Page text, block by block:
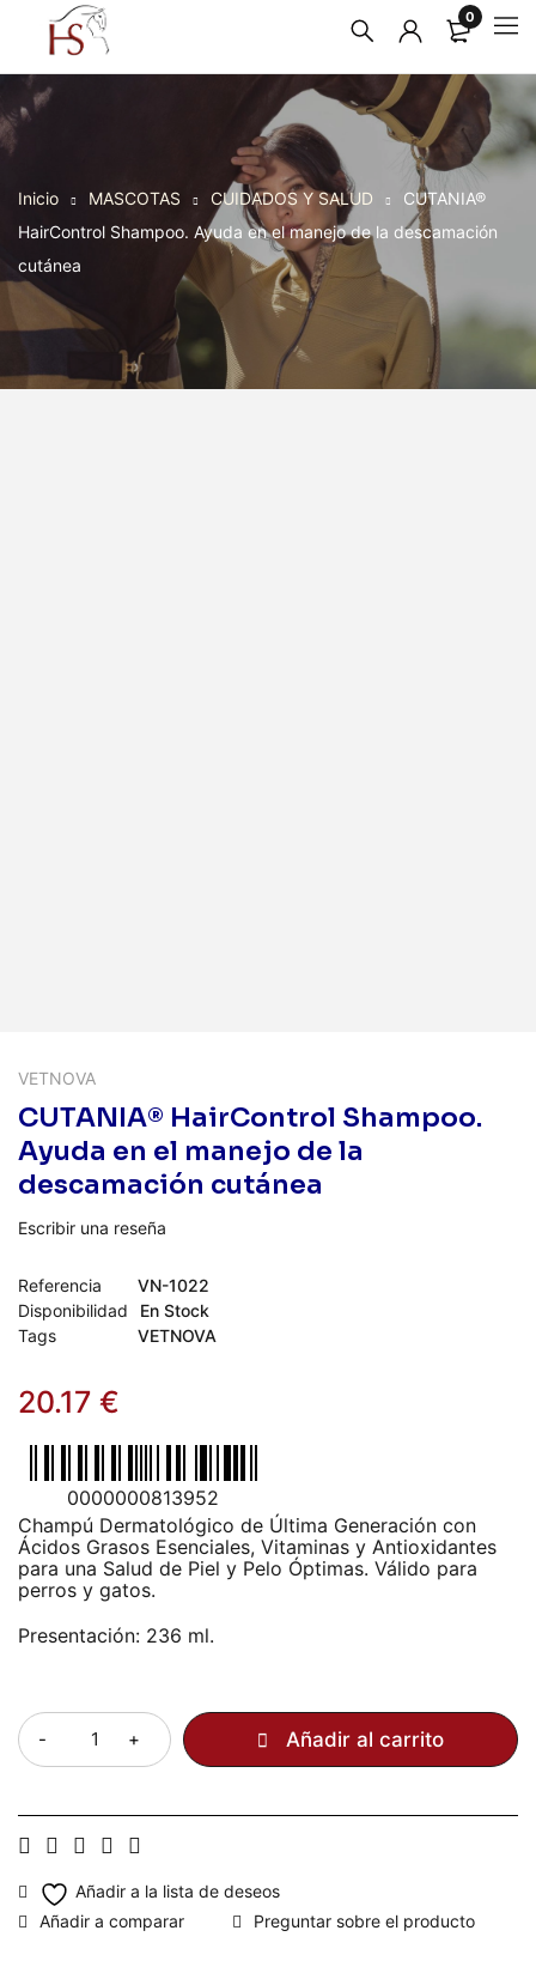
0
Inicio MASCOTAS CUIDADOS Y SALUD
CUTANIA®
HairControl Shampoo. Ayuda en el manejo de la descamación
cutánea
VETNOVA
CUTANIA® HairControl Shampoo.
Ayuda en el manejo de la
descamación cutánea
Escribir una reseña
Referencia
VN-1022
Disponibilidad
En Stock
Tags
VETNOVA
20.17 €
0000000813952
Champú Dermatológico de Última Generación con
Ácidos Grasos Esenciales, Vitaminas y Antioxidantes
para una Salud de Piel y Pelo Óptimas. Válido para
perros y gatos.
Presentación: 236 ml.
Añadir al carrito
Preguntar sobre el producto